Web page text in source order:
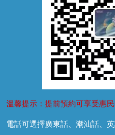
溫馨提示：提前預約可享受惠
電話可選擇廣東話、潮汕話、